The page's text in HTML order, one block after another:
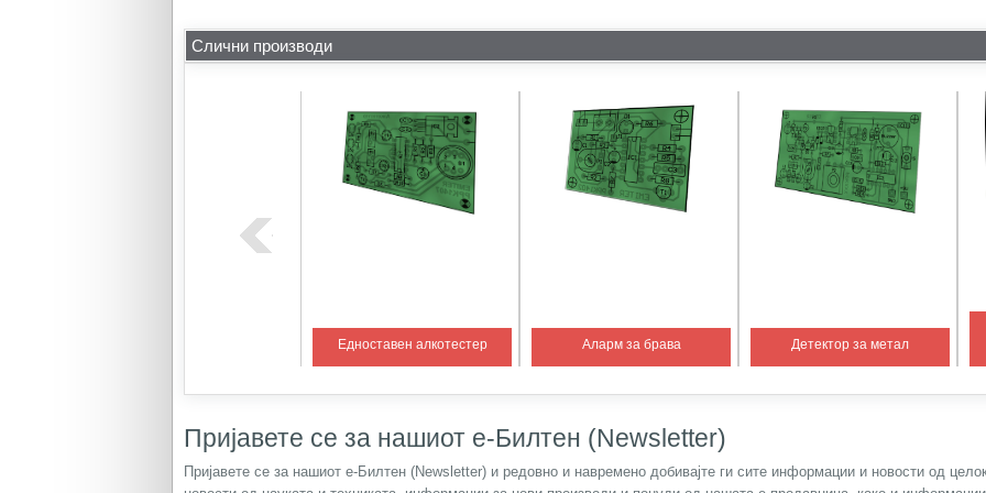
Слични производи
Едноставен алкотестер Аларм за брава Детектор за метал
Пријавете се за нашиот е-Билтен (Newsletter)
Пријавете се за нашиот е-Билтен (Newsletter) и редовно и навремено добивајте ги сите информации и новости од